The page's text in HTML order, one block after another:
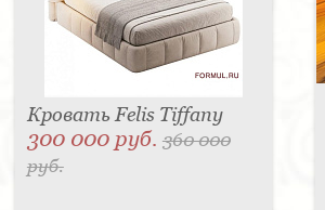
Кровать Felis Tiffany
300 000 руб. 360 000
руб.